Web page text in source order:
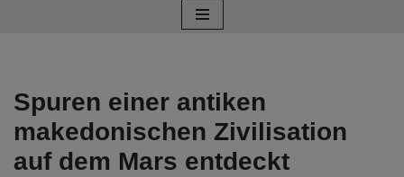
Spuren einer antiken
makedonischen Zivilisation
auf dem Mars entdeckt